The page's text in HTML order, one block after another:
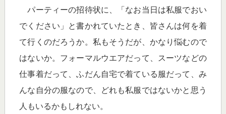
パーティーの招待状に、「なお当日は私服でおい
でください」と書かれていたとき、皆さんは何を着
て行くのだろうか。私もそうだが、かなり悩むので
はないか。フォーマルウエアだって、スーツなどの
仕事着だって、ふだん自宅で着ている服だって、み
んな自分の服なので、どれも私服ではないかと思う
人もいるかもしれない。